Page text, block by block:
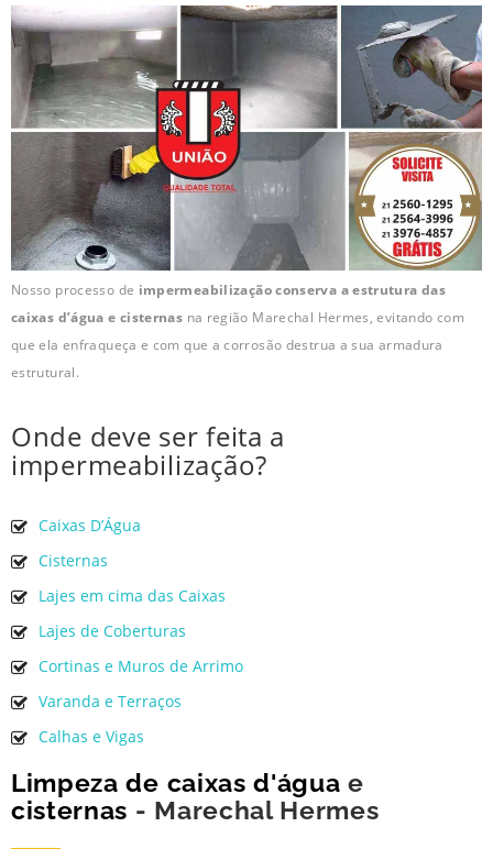
Nosso processo de impermeabilização conserva a estrutura das
caixas d’água e cisternas na região Marechal Hermes, evitando com
que ela enfraqueça e com que a corrosão destrua a sua armadura
estrutural.
Onde deve ser feita a
impermeabilização?
Caixas D’Água
Cisternas
Lajes em cima das Caixas
Lajes de Coberturas
Cortinas e Muros de Arrimo
Varanda e Terraços
Calhas e Vigas
Limpeza de caixas d'água e
cisternas - Marechal Hermes